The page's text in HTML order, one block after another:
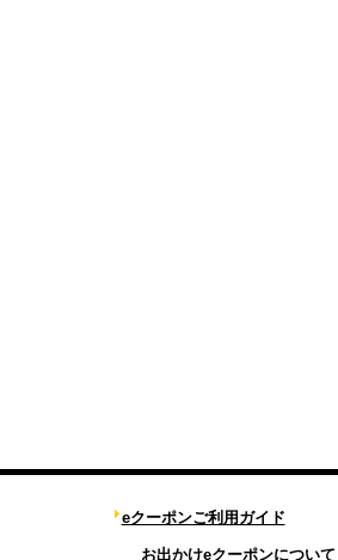
eクーポンご利用ガイド
お出かけeクーポンについて